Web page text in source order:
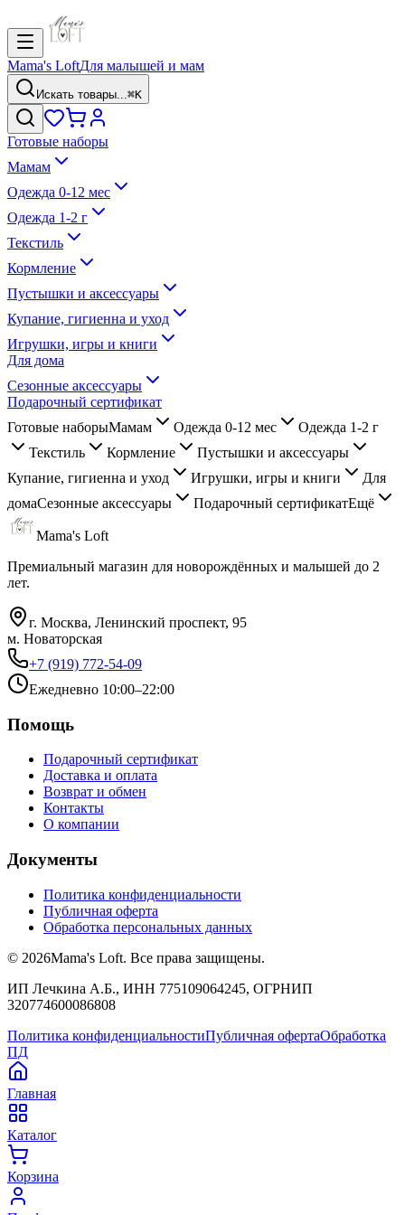
Mama's LoftДля малышей и мам
Искать товары...⌘K
Готовые наборы
Мамам
Одежда 0-12 мес
Одежда 1-2 г
Текстиль
Кормление
Пустышки и аксессуары
Купание, гигиенна и уход
Игрушки, игры и книги
Для дома
Сезонные аксессуары
Подарочный сертификат
Готовые наборыМамам Одежда 0-12 мес
Одежда 1-2 г
Текстиль
Кормление
Пустышки и аксессуары
Купание, гигиенна и уход
Игрушки, игры и книги
Для
домаСезонные аксессуары Подарочный сертификатЕщё
Mama's Loft
Премиальный магазин для новорождённых и малышей до 2
лет.
г. Москва, Ленинский проспект, 95
м. Новаторская
+7 (919) 772-54-09
Ежедневно 10:00–22:00
Помощь
Подарочный сертификат
Доставка и оплата
Возврат и обмен
Контакты
О компании
Документы
Политика конфиденциальности
Публичная оферта
Обработка персональных данных
© 2026Mama's Loft. Все права защищены.
ИП Лечкина А.Б., ИНН 775109064245, ОГРНИП
320774600086808
Политика конфиденциальностиПубличная офертаОбработка
ПД
Главная
Каталог
Корзина